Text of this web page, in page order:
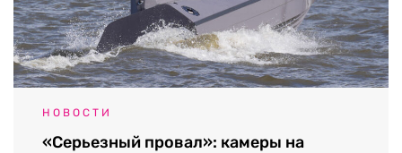
НОВОСТИ
«Серьезный провал»: камеры на